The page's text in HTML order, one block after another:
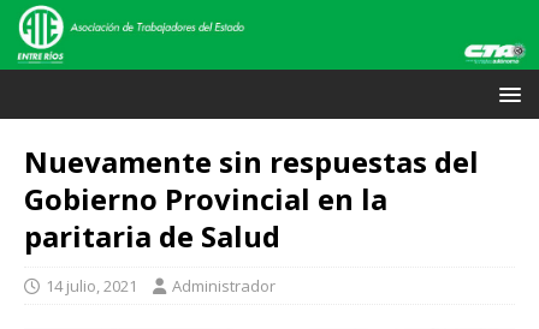
Nuevamente sin respuestas del
Gobierno Provincial en la
paritaria de Salud
14 julio, 2021 Administrador